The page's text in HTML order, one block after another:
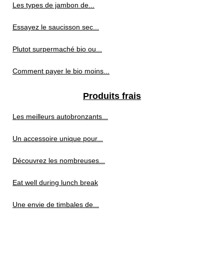
Les types de jambon de...
Essayez le saucisson sec...
Plutot surpermaché bio ou...
Comment payer le bio moins...
Produits frais
Les meilleurs autobronzants...
Un accessoire unique pour...
Découvrez les nombreuses...
Eat well during lunch break
Une envie de timbales de...